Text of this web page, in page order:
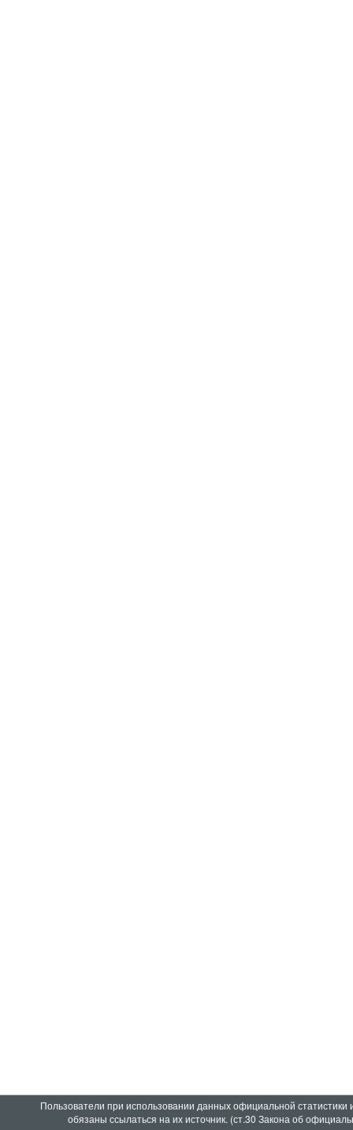
Пользователи при использовании данных официальной
обязаны ссылаться на их источник. (ст.30 Закона об